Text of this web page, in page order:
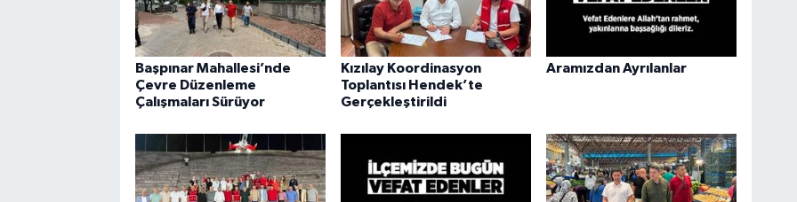
Başpınar Mahallesi’nde
Çevre Düzenleme
Çalışmaları Sürüyor
Kızılay Koordinasyon
Toplantısı Hendek’te
Gerçekleştirildi
Aramızdan Ayrılanlar